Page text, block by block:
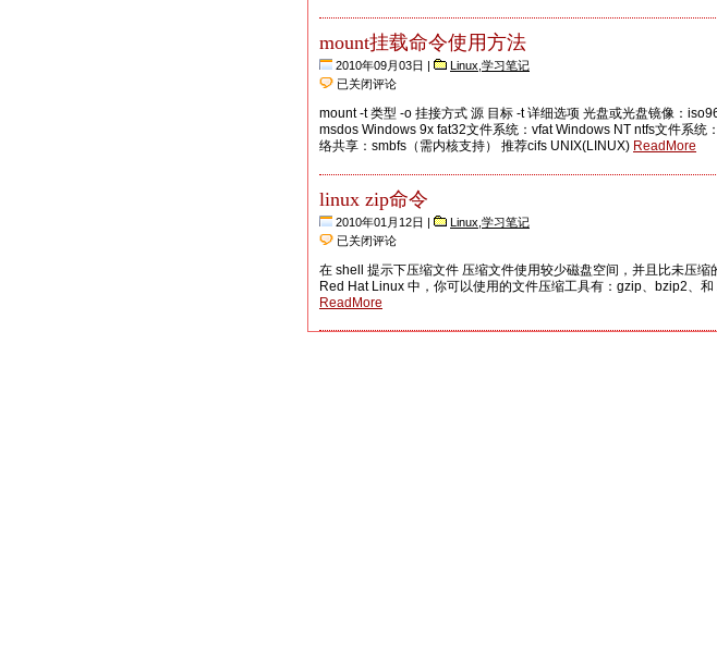
mount挂载命令使用方法
2010年09月03日 | Linux 学习笔记
mount
载
命
令
用
已关闭评论
mount -t 类型 -o 挂接方式 源 目标 -t 详细选项 光盘或光盘镜像：
msdos Windows 9x fat32文件系统：vfat Windows NT ntfs文件系统
络共享：smbfs（需内核支持） 推荐cifs UNIX(LINUX) ReadMore
linux zip命令
2010年01月12日 | Linux 学习笔记
linux
zip
命
令
已关闭评论
在 shell 提示下压缩文件 压缩文件使用较少磁盘空间，并且比未压缩
Red Hat Linux 中，你可以使用的文件压缩工具有：gzip、bzip2、
ReadMore